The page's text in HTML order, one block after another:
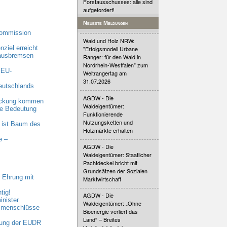
erreicht
kommen
Bedeutung
ist Baum des
–
mit
der EUDR
aufgefordert!
Neueste Meldungen
Wald und Holz NRW:
"Erfolgsmodell Urbane
Ranger: für den Wald in
Nordrhein-Westfalen" zum
Weltrangertag am
31.07.2026
AGDW - Die
Waldeigentümer:
Funktionierende
Nutzungsketten und
Holzmärkte erhalten
AGDW - Die
Waldeigentümer: Staatlicher
Pachtdeckel bricht mit
Grundsätzen der Sozialen
Marktwirtschaft
AGDW - Die
Waldeigentümer: „Ohne
Bioenergie verliert das
Land“ – Breites